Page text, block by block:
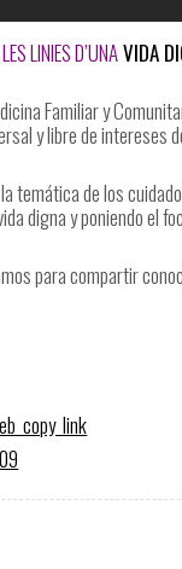
LINIES D’UNAVIDA
Familiar y
y libre de intereses
temática de los
digna y poniendo el
para compartir